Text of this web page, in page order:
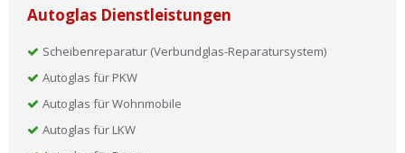
Autoglas Dienstleistungen
Scheibenreparatur (Verbundglas-Reparatursystem)
Autoglas für PKW
Autoglas für Wohnmobile
Autoglas für LKW